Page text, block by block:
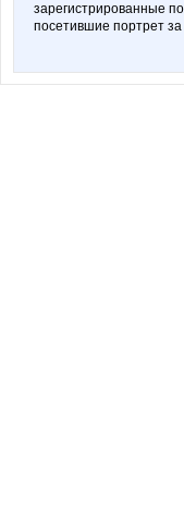
зарегистрированные
посетившие портрет